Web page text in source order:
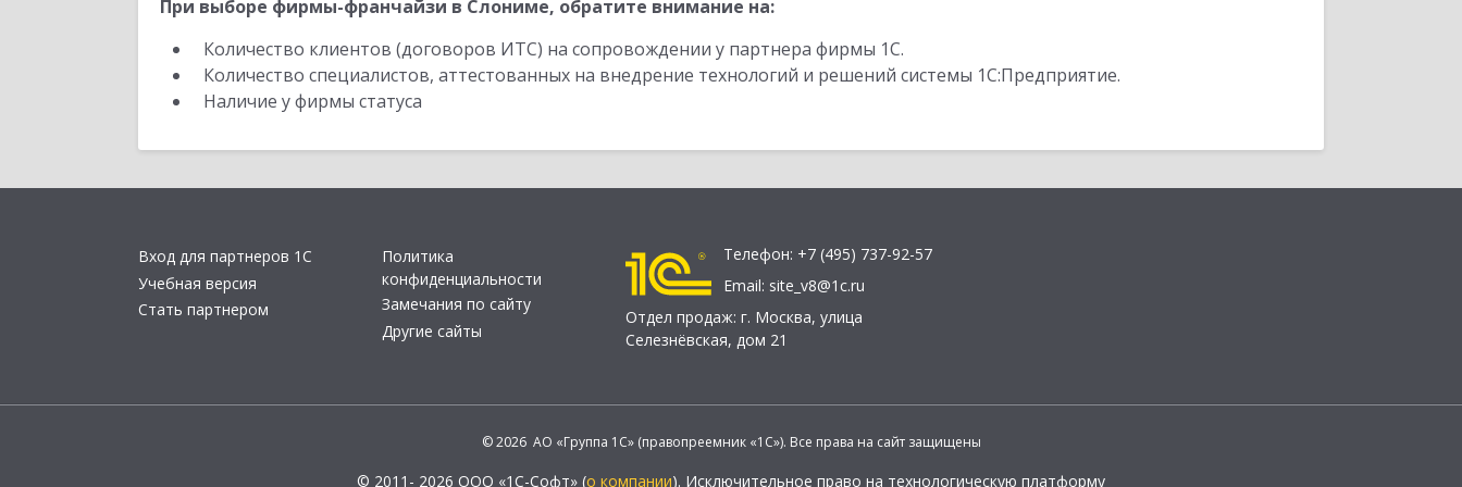
При выборе фирмы-франчайзи в Слониме, обратите внимание на:
Количество клиентов (договоров ИТС) на сопровождении у партнера фирмы 1С.
Количество специалистов, аттестованных на внедрение технологий и решений системы 1С:Предприятие.
Наличие у фирмы статуса
Вход для партнеров 1С
Учебная версия
Стать партнером
Политика
конфиденциальности
Замечания по сайту
Другие сайты
Телефон: +7 (495) 737-92-57
Email: site_v8@1c.ru
Отдел продаж: г. Москва, улица
Селезнёвская, дом 21
© 2026 АО «Группа 1С» (правопреемник «1С»). Все права на сайт защищены
© 2011- 2026 ООО «1С-Софт» (о компании). Исключительное право на технологическую платформу